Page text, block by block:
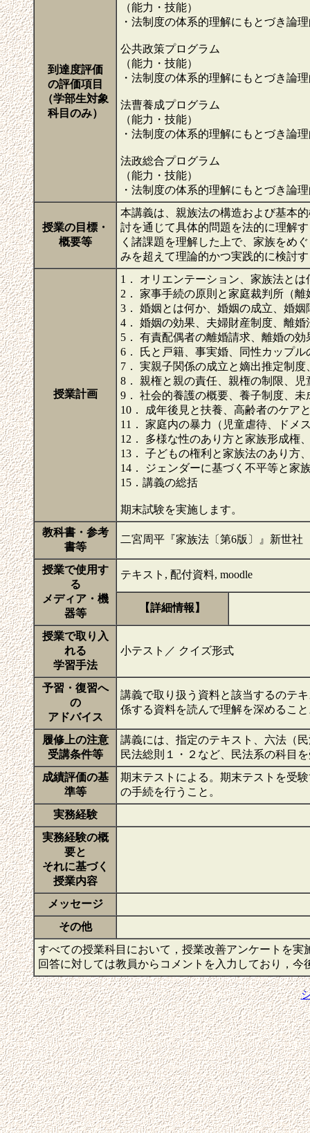
到達度評価
の評価項目
（学部生対象
科目のみ）
（能力・技能）
・法制度の体系的理解にもとづき論
公共政策プログラム
（能力・技能）
・法制度の体系的理解にもとづき論
法曹養成プログラム
（能力・技能）
・法制度の体系的理解にもとづき論
法政総合プログラム
（能力・技能）
・法制度の体系的理解にもとづき論
授業の目標・
概要等
本講義は、親族法の構造および基本
討を通じて具体的問題を法的に理解
く諸課題を理解した上で、家族をめ
みを超えて理論的かつ実践的に検討
授業計画
1． オリエンテーション、家族法とは
2． 家事手続の原則と家庭裁判所（
3． 婚姻とは何か、婚姻の成立、婚姻
4． 婚姻の効果、夫婦財産制度、離
5． 有責配偶者の離婚請求、離婚の効
6． 氏と戸籍、事実婚、同性カップル
7． 実親子関係の成立と嫡出推定制度
8． 親権と親の責任、親権の制限、
9． 社会的養護の概要、養子制度、未
10． 成年後見と扶養、高齢者のケア
11． 家庭内の暴力（児童虐待、ドメ
12． 多様な性のあり方と家族形成権
13． 子どもの権利と家族法のあり方
14． ジェンダーに基づく不平等と家
15．講義の総括
期末試験を実施します。
教科書・参考
書等
二宮周平『家族法〔第6版〕』新世社
授業で使用す
る
メディア・機
器等
テキスト, 配付資料, moodle
【詳細情報】
授業で取り入
れる
学習手法
小テスト／ クイズ形式
予習・復習へ
の
アドバイス
講義で取り扱う資料と該当するのテ
係する資料を読んで理解を深めるこ
履修上の注意
受講条件等
講義には、指定のテキスト、六法（
民法総則１・２など、民法系の科目
成績評価の基
準等
期末テストによる。期末テストを受
の手続を行うこと。
実務経験
実務経験の概
要と
それに基づく
授業内容
メッセージ
その他
すべての授業科目において，授業改善アンケートを
回答に対しては教員からコメントを入力しており，